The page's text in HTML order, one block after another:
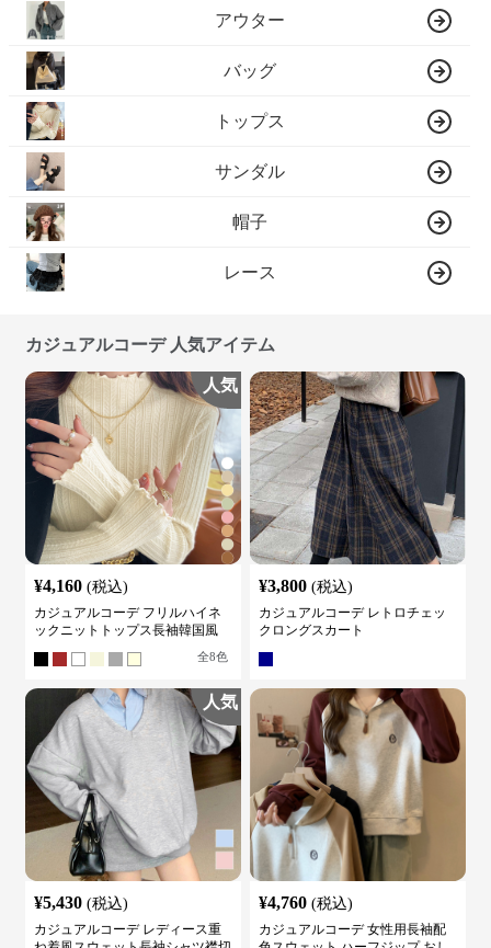
アウター
バッグ
トップス
サンダル
帽子
レース
カジュアルコーデ 人気アイテム
人気
¥4,160 (税込)
カジュアルコーデ フリルハイネ
ックニットトップス長袖韓国風
全8色
¥3,800 (税込)
カジュアルコーデ レトロチェッ
クロングスカート
人気
¥5,430 (税込)
カジュアルコーデ レディース重
¥4,760 (税込)
カジュアルコーデ 女性用長袖配